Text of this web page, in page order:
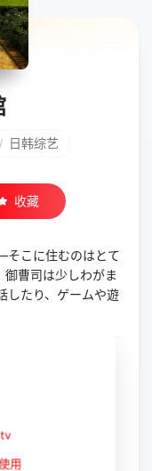
/ 日韩综艺
收藏
こに住むのはとて
曹司は少しわがま
したり、ゲームや遊
用